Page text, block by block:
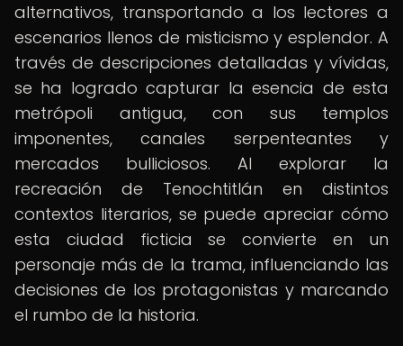
alternativos, transportando a los lectores a
escenarios llenos de misticismo y esplendor. A
través de descripciones detalladas y vívidas,
se ha logrado capturar la esencia de esta
metrópoli antigua, con sus templos
imponentes, canales serpenteantes y
mercados bulliciosos. Al explorar la
recreación de Tenochtitlán en distintos
contextos literarios, se puede apreciar cómo
esta ciudad ficticia se convierte en un
personaje más de la trama, influenciando las
decisiones de los protagonistas y marcando
el rumbo de la historia.